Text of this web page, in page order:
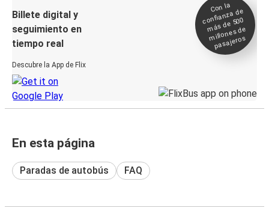
Billete digital y
seguimiento en
tiempo real
Descubre la App de Flix
Con la
confianza de
más de 500
millones de
pasajeros
En esta página
Paradas de autobús FAQ